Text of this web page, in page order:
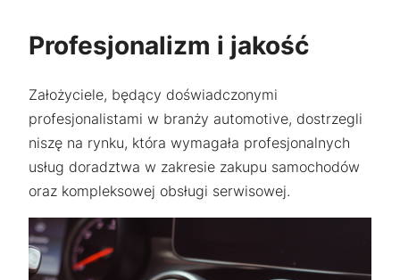
Profesjonalizm i jakość
Założyciele, będący doświadczonymi
profesjonalistami w branży automotive, dostrzegli
niszę na rynku, która wymagała profesjonalnych
usług doradztwa w zakresie zakupu samochodów
oraz kompleksowej obsługi serwisowej.
Doświadczenie
internetowa
działała jak
najlepiej podczas
twojego przejścia
na nią. Jeśli
odrzucisz te pliki
internetowej.